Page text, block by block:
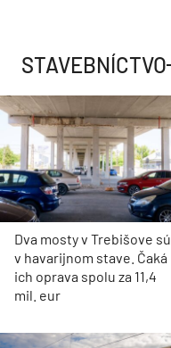
STAVEBNÍCTVO
Dva mosty v Trebišove sú
v havarijnom stave. Čaká
ich oprava spolu za 11,4
mil. eur